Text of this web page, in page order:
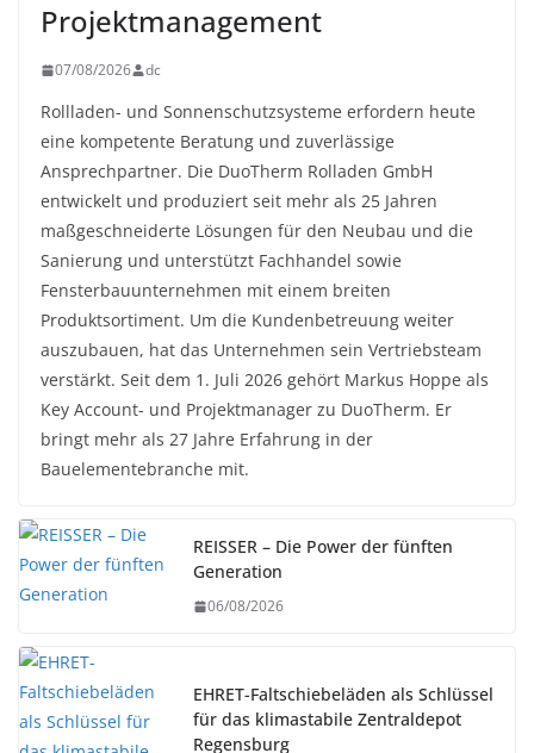
Projektmanagement
07/08/2026 dc
Rollladen- und Sonnenschutzsysteme erfordern heute
eine kompetente Beratung und zuverlässige
Ansprechpartner. Die DuoTherm Rolladen GmbH
entwickelt und produziert seit mehr als 25 Jahren
maßgeschneiderte Lösungen für den Neubau und die
Sanierung und unterstützt Fachhandel sowie
Fensterbauunternehmen mit einem breiten
Produktsortiment. Um die Kundenbetreuung weiter
auszubauen, hat das Unternehmen sein Vertriebsteam
verstärkt. Seit dem 1. Juli 2026 gehört Markus Hoppe als
Key Account- und Projektmanager zu DuoTherm. Er
bringt mehr als 27 Jahre Erfahrung in der
Bauelementebranche mit.
REISSER – Die Power der fünften
Generation
06/08/2026
EHRET-Faltschiebeläden als Schlüssel
für das klimastabile Zentraldepot
Regensburg